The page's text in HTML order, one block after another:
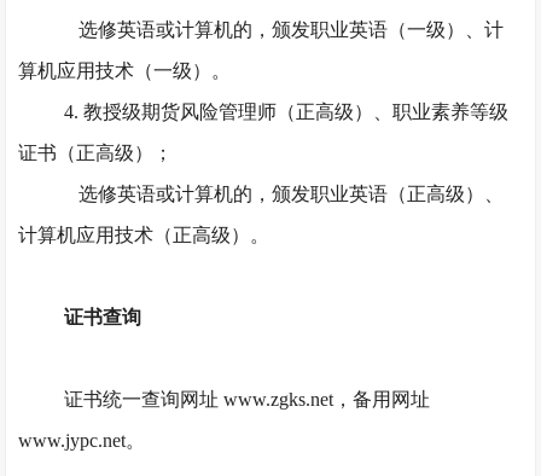
选修英语或计算机的，颁发职业英语（一级）、计
算机应用技术（一级）。
4. 教授级期货风险管理师（正高级）、职业素养等级
证书（正高级）；
选修英语或计算机的，颁发职业英语（正高级）、
计算机应用技术（正高级）。
证书查询
证书统一查询网址 www.zgks.net，备用网址
www.jypc.net。